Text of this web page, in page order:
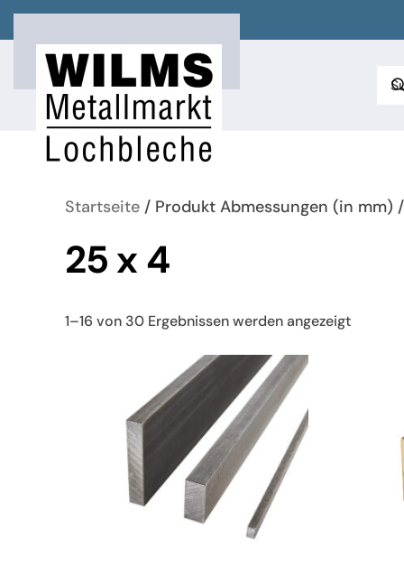
Zum Hauptinhalt springen
Startseite / Produkt Abmessungen (in mm)
25 x 4
1–16 von 30 Ergebnissen werden angezeigtNach